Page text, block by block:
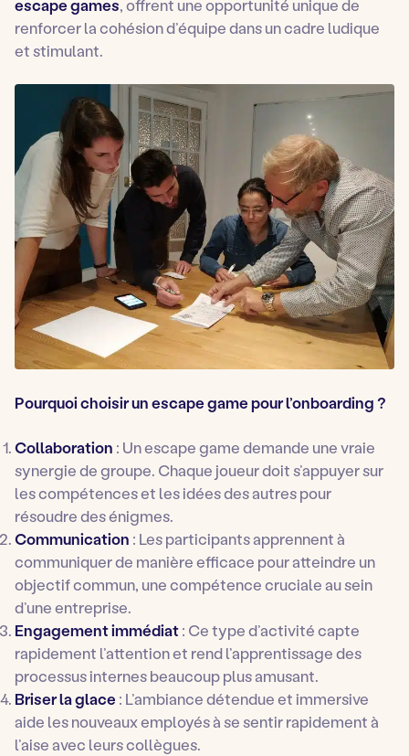
escape games, offrent une opportunité unique de
renforcer la cohésion d’équipe dans un cadre ludique
et stimulant.
Pourquoi choisir un escape game pour l’onboarding ?
Collaboration : Un escape game demande une vraie
synergie de groupe. Chaque joueur doit s’appuyer sur
les compétences et les idées des autres pour
résoudre des énigmes.
Communication : Les participants apprennent à
communiquer de manière efficace pour atteindre un
objectif commun, une compétence cruciale au sein
d’une entreprise.
Engagement immédiat: Ce type d’activité capte
rapidement l’attention et rend l’apprentissage des
processus internes beaucoup plus amusant.
Briser la glace : L’ambiance détendue et immersive
aide les nouveaux employés à se sentir rapidement à
l’aise avec leurs collègues.